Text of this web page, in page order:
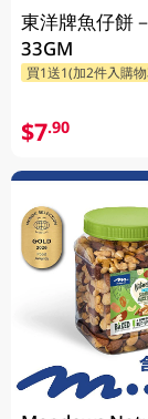
東洋牌魚仔餅
33GM
買1送1(加2件入購
$7.90